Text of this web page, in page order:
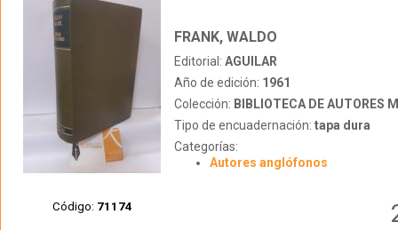
Código: 71174
FRANK, WALDO
Editorial: AGUILAR
Año de edición: 1961
Colección: BIBLIOTECA DE AUTORES
Tipo de encuadernación: tapa dura
Categorías:
Autores anglófonos